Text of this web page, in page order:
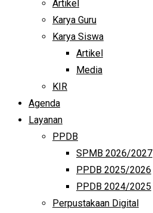
Artikel
Karya Guru
Karya Siswa
Artikel
Media
KIR
Agenda
Layanan
PPDB
SPMB 2026/2027
PPDB 2025/2026
PPDB 2024/2025
Perpustakaan Digital